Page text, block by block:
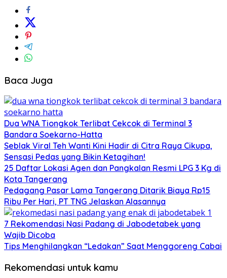
Baca Juga
Dua WNA Tiongkok Terlibat Cekcok di Terminal 3
Bandara Soekarno-Hatta
Seblak Viral Teh Wanti Kini Hadir di Citra Raya Cikupa,
Sensasi Pedas yang Bikin Ketagihan!
25 Daftar Lokasi Agen dan Pangkalan Resmi LPG 3 Kg di
Kota Tangerang
Pedagang Pasar Lama Tangerang Ditarik Biaya Rp15
Ribu Per Hari, PT TNG Jelaskan Alasannya
7 Rekomendasi Nasi Padang di Jabodetabek yang
Wajib Dicoba
Tips Menghilangkan “Ledakan” Saat Menggoreng Cabai
Rekomendasi untuk kamu